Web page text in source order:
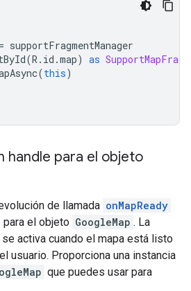
= supportFragmentManager
(R . id .map) as
(this)
handle para el objeto
de llamada onMapReady
para el objeto GoogleMap . La
activa cuando el mapa está listo
usuario. Proporciona una instancia
que puedes usar para